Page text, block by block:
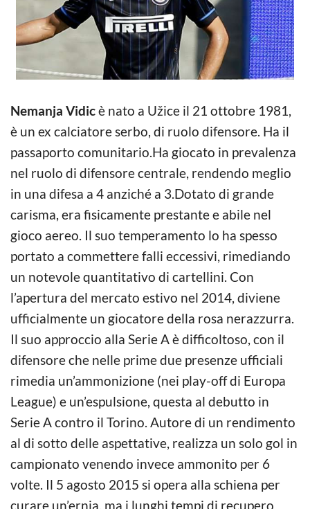
Nemanja Vidicè nato a Užice il 21 ottobre 1981,
è un ex calciatore serbo, di ruolo difensore. Ha il
passaporto comunitario.Ha giocato in prevalenza
nel ruolo di difensore centrale, rendendo meglio
in una difesa a 4 anziché a 3.Dotato di grande
carisma, era fisicamente prestante e abile nel
gioco aereo. Il suo temperamento lo ha spesso
portato a commettere falli eccessivi, rimediando
un notevole quantitativo di cartellini. Con
l’apertura del mercato estivo nel 2014, diviene
ufficialmente un giocatore della rosa nerazzurra.
Il suo approccio alla Serie A è difficoltoso, con il
difensore che nelle prime due presenze ufficiali
rimedia un’ammonizione (nei play-off di Europa
League) e un’espulsione, questa al debutto in
Serie A contro il Torino. Autore di un rendimento
al di sotto delle aspettative, realizza un solo gol in
campionato venendo invece ammonito per 6
volte. Il 5 agosto 2015 si opera alla schiena per
curare un’ernia, ma i lunghi tempi di recupero